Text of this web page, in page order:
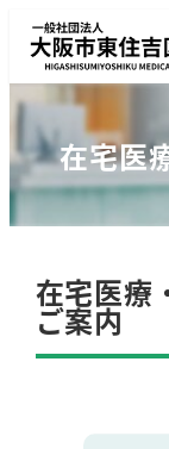
在宅医
在宅医療
ご案内